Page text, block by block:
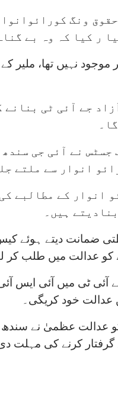
ونگ
ر کیا کہ وہ بے
پر موجود نہیں تھا،
جے آئی ٹی
جسٹس نے آئی جی
انوار سے ملتے
انوار کے مطالبے
ہیں۔
ضمانت دیتے ہوئے
کو عدالت میں طلب کر
ٹی میں آئی ایس
عدالت خود کریگی۔
عدالت عظمیٰ نے